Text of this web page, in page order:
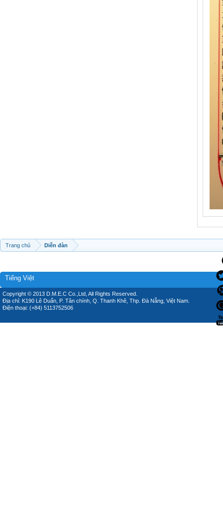
Trang chủ Diễn đàn
Tiếng Việt
Copyright © 2013 D.M.E.C Co.,Ltd, All Rights Reserved.
Địa chỉ: K190 Lê Duẩn, P. Tân chính, Q. Thanh Khê, Thp. Đà Nẵng, Việt Nam.
Điện thoại: (+84) 5113752506